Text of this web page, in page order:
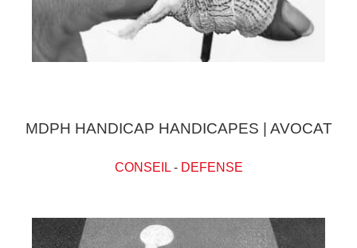
MDPH HANDICAP HANDICAPES | AVOCAT
CONSEIL- DEFENSE